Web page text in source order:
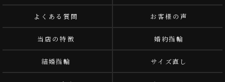
よくある質問 お客様の声
当店の特徴 婚約指輪
結婚指輪 サイズ直し